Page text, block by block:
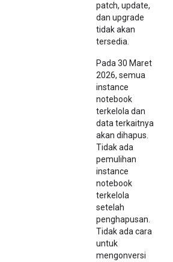
patch, update,
dan upgrade
tidak akan
tersedia.
Pada 30 Maret
2026, semua
instance
notebook
terkelola dan
data terkaitnya
akan dihapus.
Tidak ada
pemulihan
instance
notebook
terkelola
setelah
penghapusan.
Tidak ada cara
untuk
mengonversi